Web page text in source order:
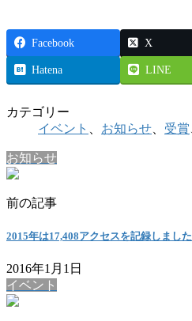
Facebook X
Hatena LINE
カテゴリー
イベント
お知らせ 受賞
お知らせ
前の記事
2015年は17,408アクセスを記録しました
2016年1月1日
イベント